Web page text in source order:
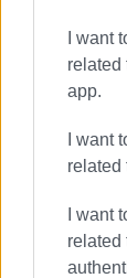
I want
related
app.
I want
related
I want
related